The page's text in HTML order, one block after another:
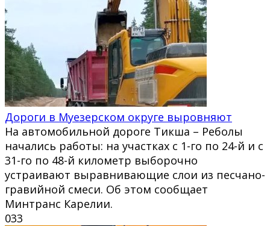
Дороги в Муезерском округе выровняют
На автомобильной дороге Тикша – Реболы
начались работы: на участках с 1-го по 24-й и с
31-го по 48-й километр выборочно
устраивают выравнивающие слои из песчано-
гравийной смеси. Об этом сообщает
Минтранс Карелии.
033